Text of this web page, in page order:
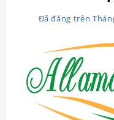
Đã đăng trên